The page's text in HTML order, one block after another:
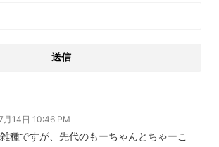
月14日 10:46 PM
種ですが、先代のもーちゃんとちゃーこ